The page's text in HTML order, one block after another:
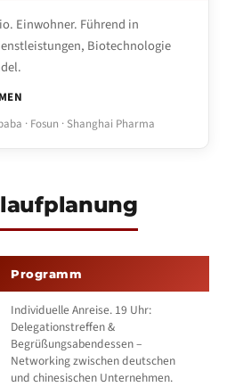
Einwohner. Führend in
Biotechnologie
· Fosun · Shanghai Pharma
Programm
Individuelle Anreise. 19 Uhr:
Delegationstreffen &
Begrüßungsabendessen –
Networking zwischen deutschen
und chinesischen Unternehmen.